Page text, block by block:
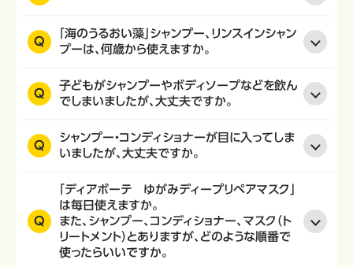
Q
「海のうるおい藻」シャンプー、リンスインシャン
プーは、何歳から使えますか。
Q
子どもがシャンプーやボディソープなどを飲ん
でしまいましたが、大丈夫ですか。
Q
シャンプー・コンディショナーが目に入ってしま
いましたが、大丈夫ですか。
Q
「ディアボーテ ゆがみディープリペアマスク」
は毎日使えますか。
また、シャンプー、コンディショナー、マスク（ト
リートメント）とありますが、どのような順番で
使ったらいいですか。